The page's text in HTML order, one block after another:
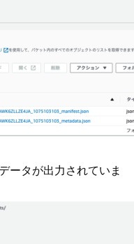
ータが出力されていま